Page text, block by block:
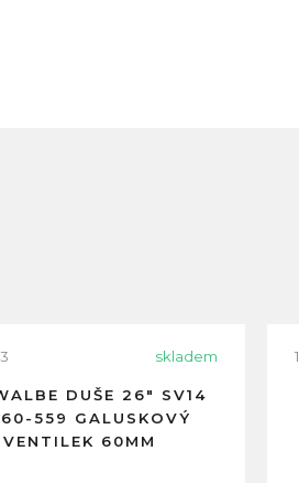
skladem
DUŠE 26" SV14
559 GALUSKOVÝ
VENTILEK 60MM